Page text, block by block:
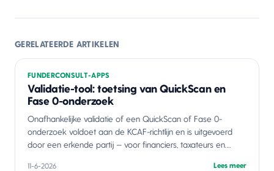
GERELATEERDE ARTIKELEN
FUNDERCONSULT-APPS
Validatie-tool: toetsing van QuickScan en
Fase 0-onderzoek
Onafhankelijke validatie of een QuickScan of Fase 0-
onderzoek voldoet aan de KCAF-richtlijn en is uitgevoerd
door een erkende partij — voor financiers, taxateurs en
11-6-2026 Lees meer